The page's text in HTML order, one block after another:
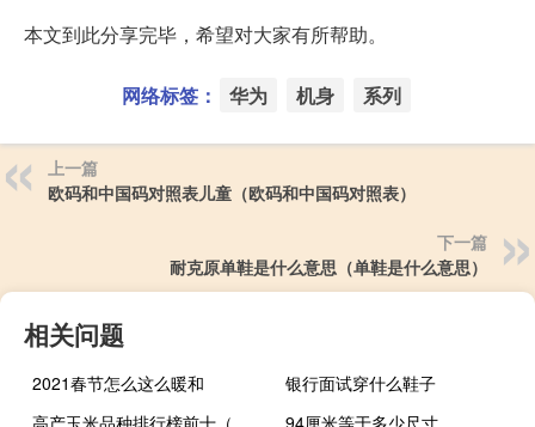
本文到此分享完毕，希望对大家有所帮助。
网络标签： 华为 机身 系列
上一篇
欧码和中国码对照表儿童（欧码和中国码对照表）
下一篇
耐克原单鞋是什么意思（单鞋是什么意思）
相关问题
2021春节怎么这么暖和
银行面试穿什么鞋子
94厘米等于多少尺寸